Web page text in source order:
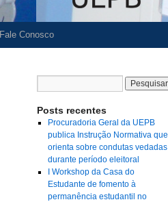
Fale Conosco
Posts recentes
Procuradoria Geral da UEPB
publica Instrução Normativa que
orienta sobre condutas vedadas
durante período eleitoral
I Workshop da Casa do
Estudante de fomento à
permanência estudantil no